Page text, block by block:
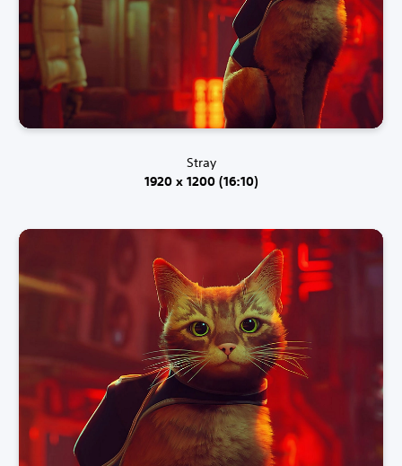
Stray
1920 x 1200 (16:10)